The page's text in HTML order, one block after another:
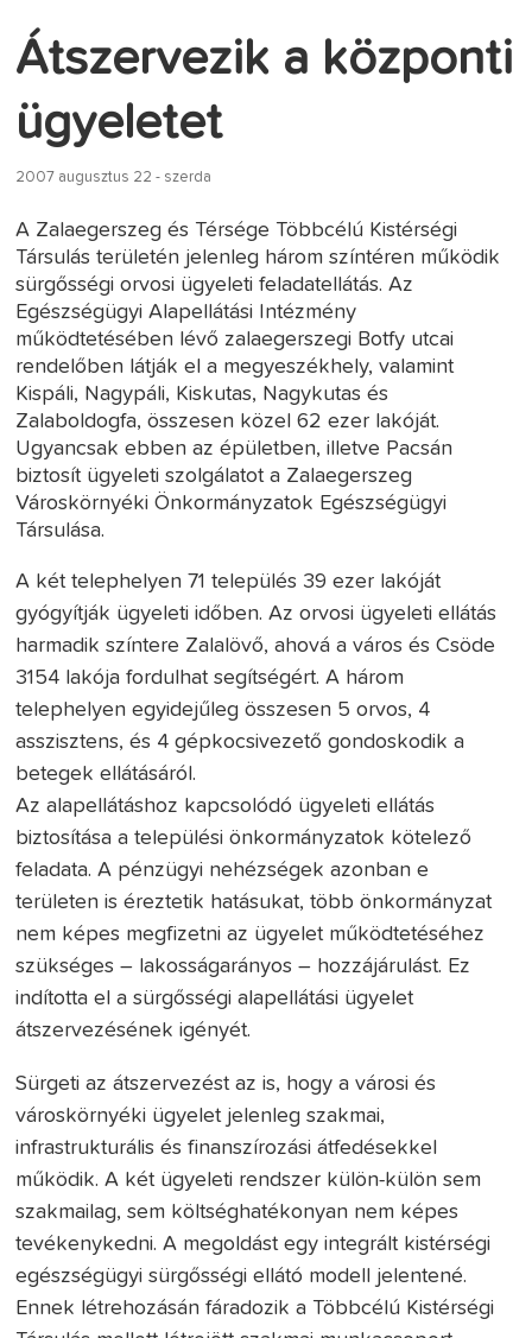
Átszervezik a központi
ügyeletet
2007 augusztus 22 - szerda
A Zalaegerszeg és Térsége Többcélú Kistérségi
Társulás területén jelenleg három színtéren működik
sürgősségi orvosi ügyeleti feladatellátás. Az
Egészségügyi Alapellátási Intézmény
működtetésében lévő zalaegerszegi Botfy utcai
rendelőben látják el a megyeszékhely, valamint
Kispáli, Nagypáli, Kiskutas, Nagykutas és
Zalaboldogfa, összesen közel 62 ezer lakóját.
Ugyancsak ebben az épületben, illetve Pacsán
biztosít ügyeleti szolgálatot a Zalaegerszeg
Városkörnyéki Önkormányzatok Egészségügyi
Társulása.
A két telephelyen 71 település 39 ezer lakóját
gyógyítják ügyeleti időben. Az orvosi ügyeleti ellátás
harmadik színtere Zalalövő, ahová a város és Csöde
3154 lakója fordulhat segítségért. A három
telephelyen egyidejűleg összesen 5 orvos, 4
asszisztens, és 4 gépkocsivezető gondoskodik a
betegek ellátásáról.
Az alapellátáshoz kapcsolódó ügyeleti ellátás
biztosítása a települési önkormányzatok kötelező
feladata. A pénzügyi nehézségek azonban e
területen is éreztetik hatásukat, több önkormányzat
nem képes megfizetni az ügyelet működtetéséhez
szükséges – lakosságarányos – hozzájárulást. Ez
indította el a sürgősségi alapellátási ügyelet
átszervezésének igényét.
Sürgeti az átszervezést az is, hogy a városi és
városkörnyéki ügyelet jelenleg szakmai,
infrastrukturális és finanszírozási átfedésekkel
működik. A két ügyeleti rendszer külön-külön sem
szakmailag, sem költséghatékonyan nem képes
tevékenykedni. A megoldást egy integrált kistérségi
egészségügyi sürgősségi ellátó modell jelentené.
Ennek létrehozásán fáradozik a Többcélú Kistérségi